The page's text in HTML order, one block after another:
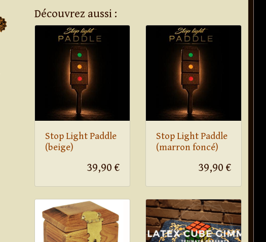
Découvrez aussi :
Stop Light Paddle
(beige)
39,90 €
Stop Light Paddle
(marron foncé)
39,90 €